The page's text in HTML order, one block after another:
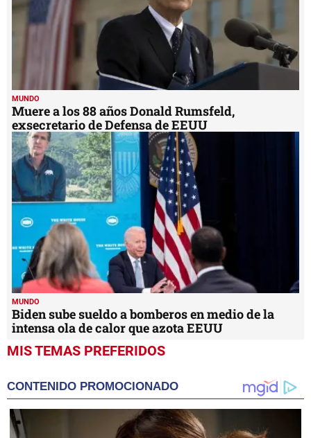
MUNDO
Muere a los 88 años Donald Rumsfeld,
exsecretario de Defensa de EEUU
MUNDO
Biden sube sueldo a bomberos en medio de la
intensa ola de calor que azota EEUU
MIS TEMAS PREFERIDOS
CONTENIDO PROMOCIONADO